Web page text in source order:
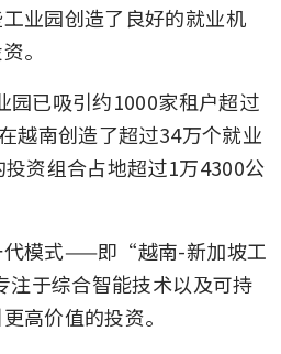
业园创造了良好的就业机
。
园已吸引约1000家租户超过
越南创造了超过34万个就业
资组合占地超过1万4300公
代模式——即“越南-新加坡工
于综合智能技术以及可持
高价值的投资。